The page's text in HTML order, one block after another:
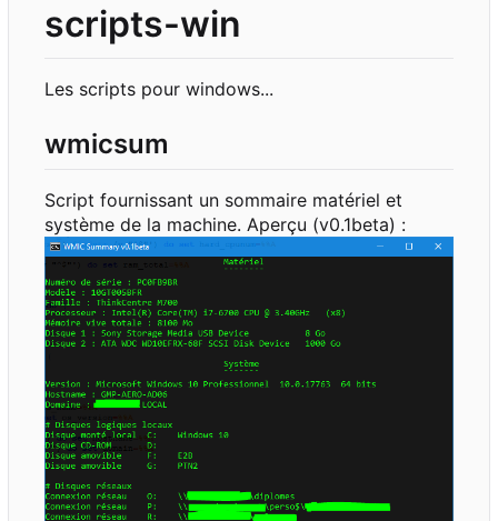
scripts-win
Les scripts pour windows...
wmicsum
Script fournissant un sommaire matériel et
système de la machine. Aperçu (v0.1beta) :